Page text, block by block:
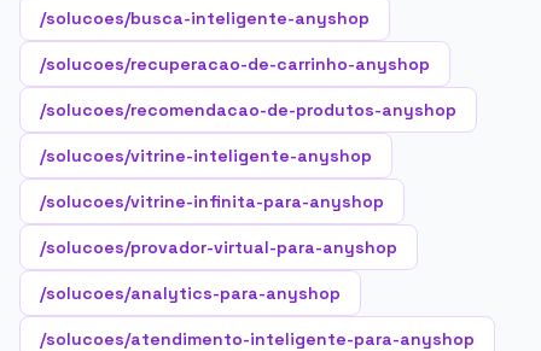
/solucoes/busca-inteligente-anyshop
/solucoes/recuperacao-de-carrinho-anyshop
/solucoes/recomendacao-de-produtos-anyshop
/solucoes/vitrine-inteligente-anyshop
/solucoes/vitrine-infinita-para-anyshop
/solucoes/provador-virtual-para-anyshop
/solucoes/analytics-para-anyshop
/solucoes/atendimento-inteligente-para-anyshop